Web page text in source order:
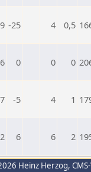
-25 4 0,5
0 0 0
-5 4 1
6 6 2
Heinz Herzog,